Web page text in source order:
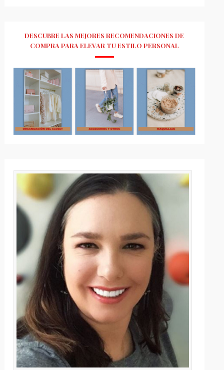
DESCUBRE LAS MEJORES RECOMENDACIONES DE
COMPRA PARA ELEVAR TU ESTILO PERSONAL